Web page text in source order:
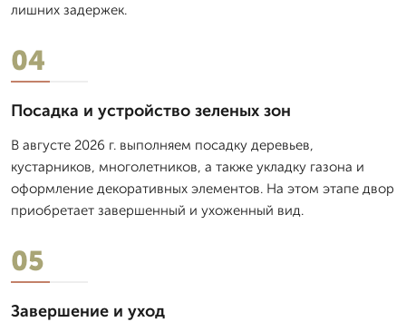
лишних задержек.
04
Посадка и устройство зеленых зон
В августе 2026 г. выполняем посадку деревьев,
кустарников, многолетников, а также укладку газона и
оформление декоративных элементов. На этом этапе двор
приобретает завершенный и ухоженный вид.
05
Завершение и уход